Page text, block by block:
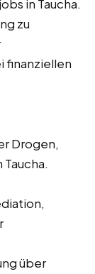
in Taucha.
zu
finanziellen
Drogen,
über